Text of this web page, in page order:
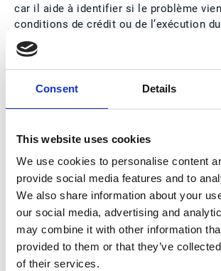
Consent Details
This website uses cookies
We use cookies to personalise content
provide social media features and to
We also share information about your
our social media, advertising and
may combine it with other information
provided to them or that they’ve
of their services.
car il aide à identifier si le problème
conditions de crédit ou de l’exécution du
recouvrement.
Comment l’automatisation aide :En
logiciel spécialisé de KPI du poste client,
régulièrement du retard, afin d’ajuster
5. Taux de litiges sur facture
Qu’est-ce que le taux de litiges sur
indicateur mesure la fréquence à
factures sont contestées.
Formule du
sur facture :(Nombre de factures